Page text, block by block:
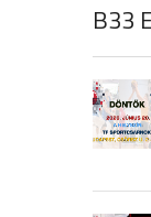
B33